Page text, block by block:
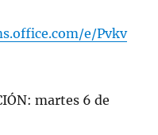
e/Pvkv
martes 6 de